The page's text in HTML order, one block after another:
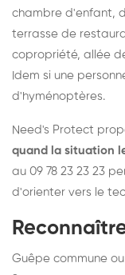
chambre d'enfant,
terrasse de
copropriété, allée
Idem si une
d'hyménoptères.
Need's Protect
quand la situation
au 09 78 23 23 23
d'orienter vers le
Guêpe commune